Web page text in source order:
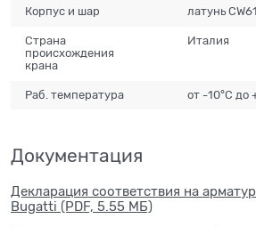
Корпус и шар латунь
Страна
происхождения
крана
Италия
Раб. температура от -10°С до
Документация
Декларация соответствия на
Bugatti (PDF, 5.55 МБ)